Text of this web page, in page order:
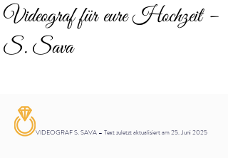
Videograf für eure Hochzeit –
S. Sava
VIDEOGRAF S. SAVA – Text zuletzt aktualisiert am 25. Juni 2025